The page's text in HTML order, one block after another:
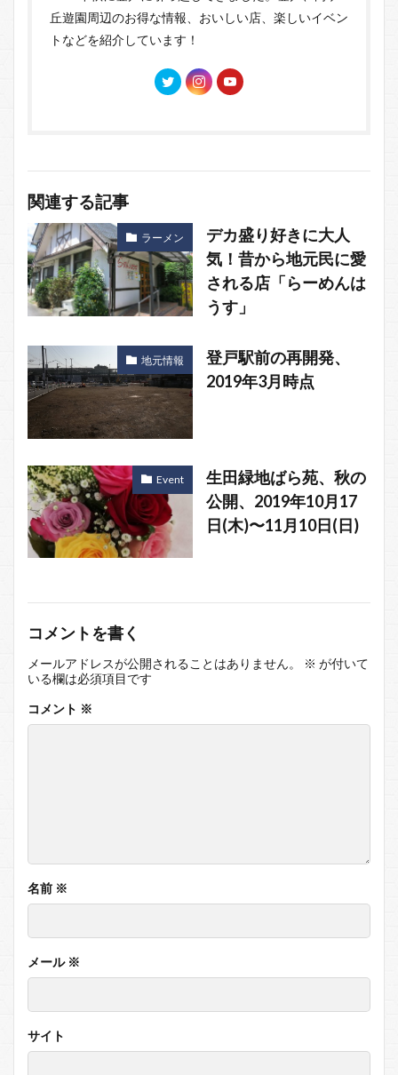
丘遊園周辺のお得な情報、おいしい店、楽しいイベン
トなどを紹介しています！
関連する記事
ラーメン
デカ盛り好きに大人
気！昔から地元民に愛
される店「らーめんは
うす」
地元情報
登戸駅前の再開発、
2019年3月時点
Event
生田緑地ばら苑、秋の
公開、2019年10月17
日(木)〜11月10日(日)
コメントを書く
メールアドレスが公開されることはありません。 ※ が付いて
いる欄は必須項目です
コメント ※
名前 ※
メール ※
サイト